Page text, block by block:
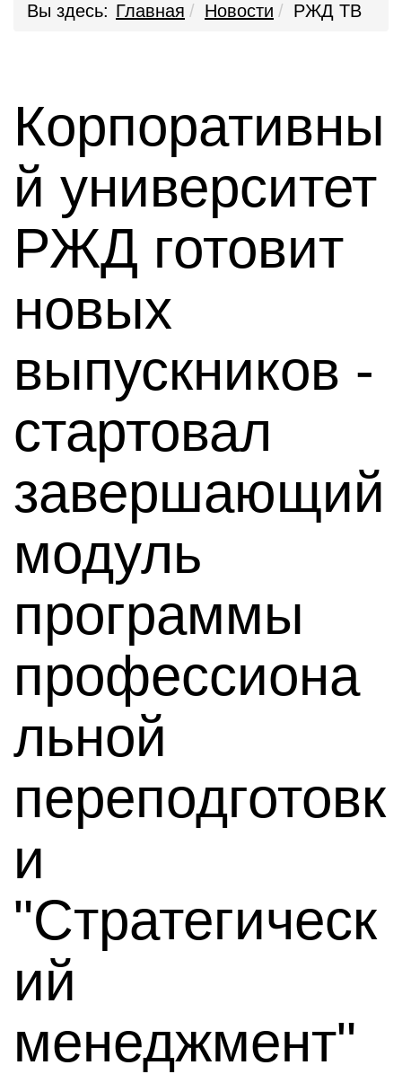
Вы здесь: Главная Новости РЖД ТВ
Корпоративны
й университет
РЖД готовит
новых
выпускников -
стартовал
завершающий
модуль
программы
профессиона
льной
переподготовк
и
"Стратегическ
ий
менеджмент"